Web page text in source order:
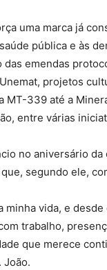
uma marca já
pública e às
emendas
projetos
MT-339 até a
entre várias
no aniversário
segundo ele,
minha vida, e
trabalho,
que merece
João.